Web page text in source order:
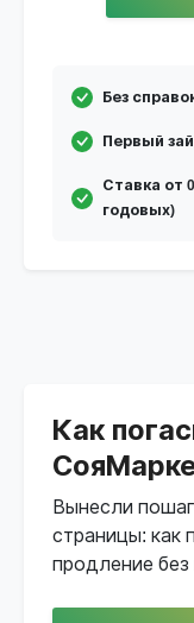
Без
Первый
Ставка от
годовых)
Как
Вынесли
страницы: как
продление без